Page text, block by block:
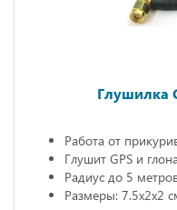
Глушилка
Работа от
Глушит GPS и
Радиус до 5
Размеры: 7.5х2х2